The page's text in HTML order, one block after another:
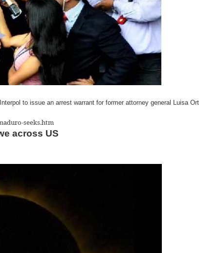
to issue an arrest warrant for former attorney general Luisa
seeks.htm
across US